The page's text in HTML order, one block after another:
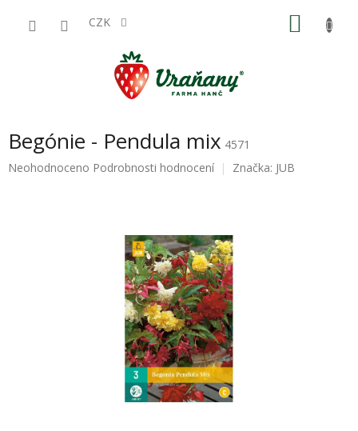
CZK
Begónie - Pendula mix 4571
Průměrné
Neohodnoceno Podrobnosti hodnocení Značka: JUB